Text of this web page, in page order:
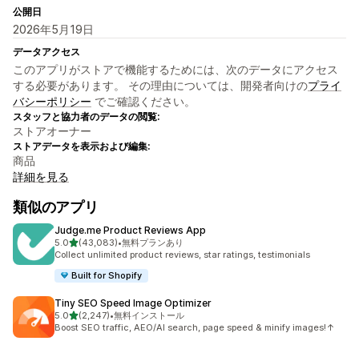
公開日
2026年5月19日
データアクセス
このアプリがストアで機能するためには、次のデータにアクセス
する必要があります。 その理由については、開発者向けのプライ
バシーポリシー でご確認ください。
スタッフと協力者のデータの閲覧:
ストアオーナー
ストアデータを表示および編集:
商品
詳細を見る
類似のアプリ
Judge.me Product Reviews App
5.05つ星中
(43,083)
合計レビュー数：43083件
•無料プランあり
Collect unlimited product reviews, star ratings, testimonials
Built for Shopify
Tiny SEO Speed Image Optimizer
5.05つ星中
(2,247)
合計レビュー数：2247件
•無料インストール
Boost SEO traffic, AEO/AI search, page speed & minify images!↑